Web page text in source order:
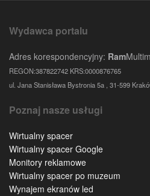
Wydawca portalu
Adres korespondencyjny: Ram
REGON:387822742 KRS:0000876765
ul. Jana Stanisława Bystronia 5a , 31-599
Poznaj nasze usługi
Wirtualny spacer
Wirtualny spacer Google
Monitory reklamowe
Wirtualny spacer po muzeum
Wynajem ekranów led